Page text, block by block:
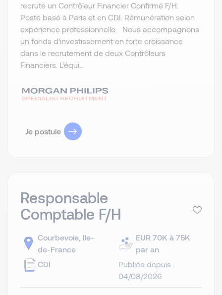
recrute un Contrôleur Financier Confirmé F/H.
Poste basé à Paris et en CDI. Rémunération selon
expérience professionnelle. Nous accompagnons
un fonds d’investissement en forte croissance
dans le recrutement de deux Contrôleurs
Financiers. L’équi...
Je postule
Responsable
Comptable F/H
Courbevoie, Ile-
de-France
CDI
EUR 70K à 75K
par an
Publiée depuis :
04/08/2026